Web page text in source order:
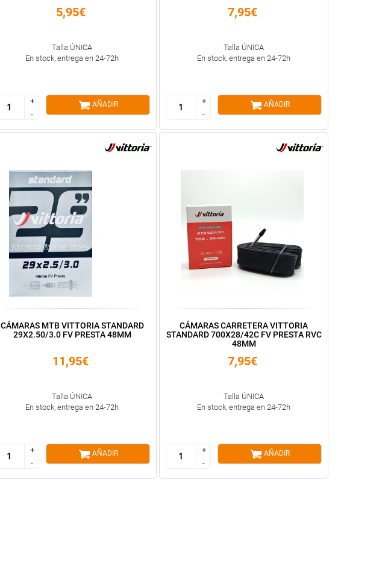
5,95€
Talla ÚNICA
En stock, entrega en 24-72h
+
-
+
-
AÑADIR
7,95€
Talla ÚNICA
En stock, entrega en 24-72h
+
-
+
-
AÑADIR
CÁMARAS MTB VITTORIA STANDARD
29X2.50/3.0 FV PRESTA 48MM
11,95€
Talla ÚNICA
En stock, entrega en 24-72h
+
-
+
-
AÑADIR
CÁMARAS CARRETERA VITTORIA
STANDARD 700X28/42C FV PRESTA RVC
48MM
7,95€
Talla ÚNICA
En stock, entrega en 24-72h
+
-
+
-
AÑADIR